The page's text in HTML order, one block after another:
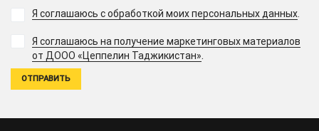
Я соглашаюсь с обработкой моих персональных данных
Я соглашаюсь на получение маркетинговых материалов
от ДООО «Цеппелин Таджикистан».